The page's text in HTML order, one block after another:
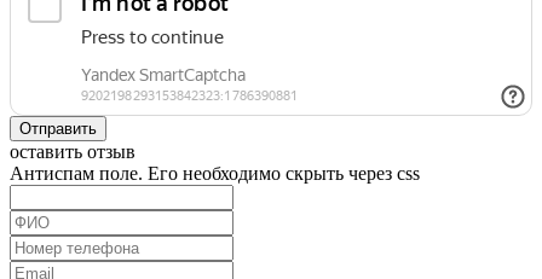
Отправить
оставить отзыв
Антиспам поле. Его необходимо скрыть через css